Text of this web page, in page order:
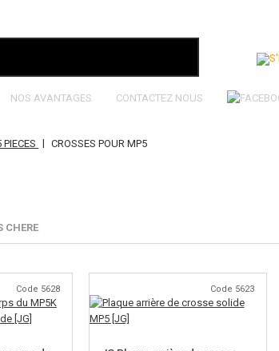
NOS AVANTAGES CONTACTEZ NOUS
PIECES | CROSSES POUR MP5
CHERE
Code 5628 Code 5623